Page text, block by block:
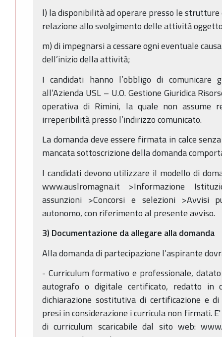
l) la disponibilità ad operare presso le strutture
relazione allo svolgimento delle attività
m) di impegnarsi a cessare ogni eventuale
dell’inizio della attività;
I candidati hanno l’obbligo di
all’Azienda USL – U.O. Gestione Giuridica
operativa di Rimini, la quale non assume
irreperibilità presso l’indirizzo comunicato.
La domanda deve essere firmata in calce
mancata sottoscrizione della domanda
I candidati devono utilizzare il modello di
www.auslromagna.it >Informazione
assunzioni >Concorsi e selezioni
autonomo, con riferimento al presente avviso.
3) Documentazione da allegare alla domanda
Alla domanda di partecipazione l’aspirante
- Curriculum formativo e professionale,
autografo o digitale certificato, redatto in
dichiarazione sostitutiva di certificazione e
presi in considerazione i curricula non firmati.
di curriculum scaricabile dal sito web: